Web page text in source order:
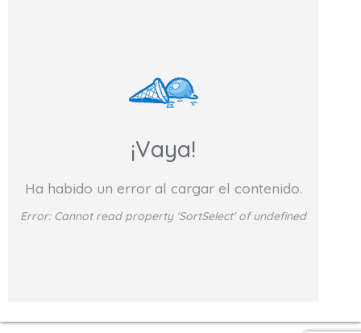
¡Vaya!
Ha habido un error al cargar el contenido.
Error: Cannot read property 'SortSelect' of undefined